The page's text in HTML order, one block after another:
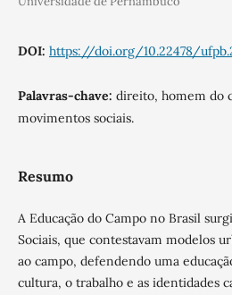
DOI: https://doi.org/10.22478/
Palavras-chave: direito, homem do
movimentos sociais.
Resumo
A Educação do Campo no Brasil
Sociais, que contestavam modelos
ao campo, defendendo uma
cultura, o trabalho e as identidades